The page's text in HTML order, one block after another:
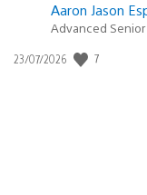
Aaron Jason
Advanced
Fecha
23/07/2026 7